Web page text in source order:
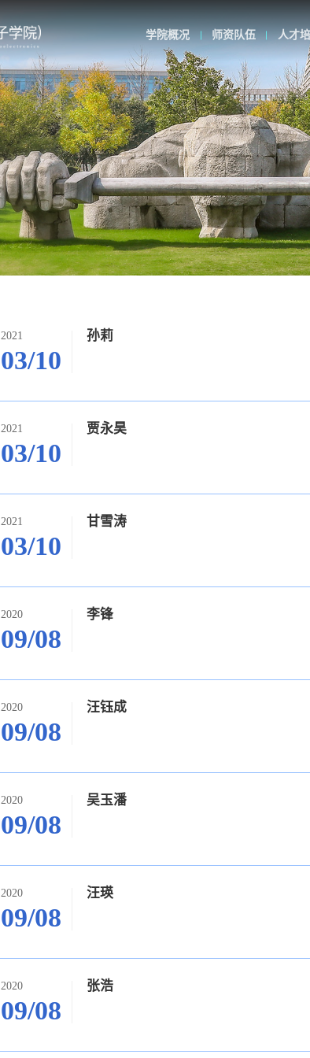
学院概况 师资队伍 人才
2021
03/10
孙莉
2021
03/10
贾永昊
2021
03/10
甘雪涛
2020
09/08
李锋
2020
09/08
汪钰成
2020
09/08
吴玉潘
2020
09/08
汪瑛
2020
09/08
张浩